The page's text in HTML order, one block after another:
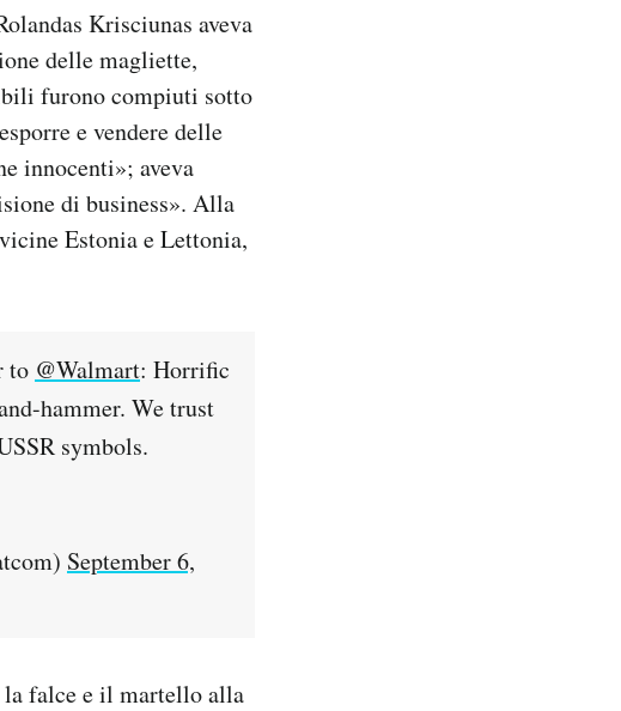
Krisciunas aveva
delle magliette,
furono compiuti sotto
e vendere delle
innocenti»; aveva
di business». Alla
Estonia e Lettonia,
to @Walmart: Horrific
hammer. We trust
symbols.
September 6,
falce e il martello alla